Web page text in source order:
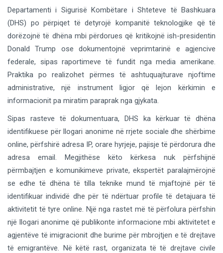
Departamenti i Sigurisë Kombëtare i Shteteve të Bashkuara
(DHS) po përpiqet të detyrojë kompanitë teknologjike që të
dorëzojnë të dhëna mbi përdorues që kritikojnë ish-presidentin
Donald Trump ose dokumentojnë veprimtarinë e agjencive
federale, sipas raportimeve të fundit nga media amerikane.
Praktika po realizohet përmes të ashtuquajturave njoftime
administrative, një instrument ligjor që lejon kërkimin e
informacionit pa miratim paraprak nga gjykata.
Sipas rasteve të dokumentuara, DHS ka kërkuar të dhëna
identifikuese për llogari anonime në rrjete sociale dhe shërbime
online, përfshirë adresa IP, orare hyrjeje, pajisje të përdorura dhe
adresa email. Megjithëse këto kërkesa nuk përfshijnë
përmbajtjen e komunikimeve private, ekspertët paralajmërojnë
se edhe të dhëna të tilla teknike mund të mjaftojnë për të
identifikuar individë dhe për të ndërtuar profile të detajuara të
aktivitetit të tyre online. Një nga rastet më të përfolura përfshin
një llogari anonime që publikonte informacione mbi aktivitetet e
agjentëve të imigracionit dhe burime për mbrojtjen e të drejtave
të emigrantëve. Në këtë rast, organizata të të drejtave civile